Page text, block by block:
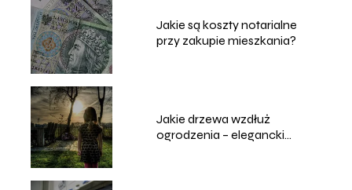
Jakie są koszty notarialne
przy zakupie mieszkania?
Jakie drzewa wzdłuż
ogrodzenia – elegancki